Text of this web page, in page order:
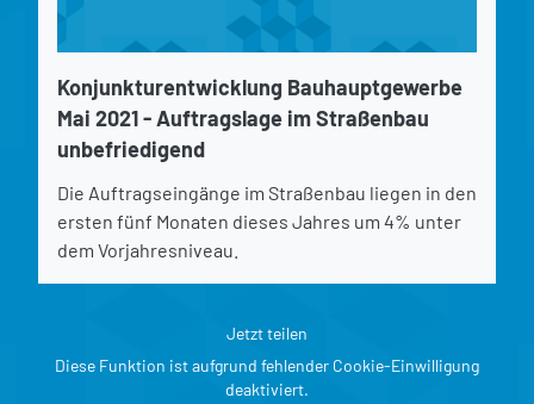
Konjunkturentwicklung Bauhauptgewerbe
Mai 2021 - Auftragslage im Straßenbau
unbefriedigend
Die Auftragseingänge im Straßenbau liegen in den
ersten fünf Monaten dieses Jahres um 4% unter
dem Vorjahresniveau.
Jetzt teilen
Diese Funktion ist aufgrund fehlender Cookie-Einwilligung
deaktiviert.